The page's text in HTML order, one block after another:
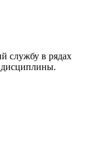
службу в рядах
дисциплины.